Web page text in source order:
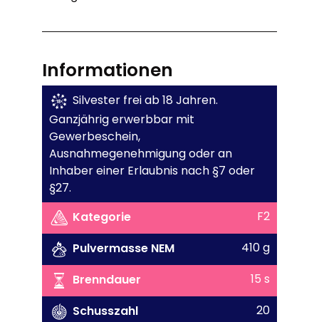
Informationen
Silvester frei ab 18 Jahren.
Ganzjährig erwerbbar mit
Gewerbeschein,
Ausnahmegenehmigung oder an
Inhaber einer Erlaubnis nach §7 oder
§27.
Kategorie
F2
Pulvermasse NEM
410 g
Brenndauer
15 s
Schusszahl
20